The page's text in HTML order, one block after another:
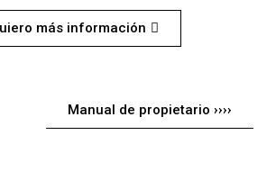
más información
Manual de propietario ››››